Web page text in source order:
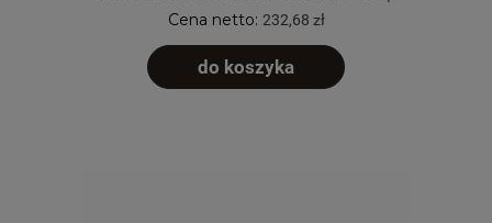
Cena netto: 232,68 zł
do koszyka